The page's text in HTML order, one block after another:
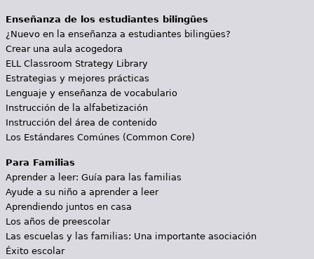
Enseñanza de los estudiantes bilingües
¿Nuevo en la enseñanza a estudiantes bilingües?
Crear una aula acogedora
ELL Classroom Strategy Library
Estrategias y mejores prácticas
Lenguaje y enseñanza de vocabulario
Instrucción de la alfabetización
Instrucción del área de contenido
Los Estándares Comúnes (Common Core)
Para Familias
Aprender a leer: Guía para las familias
Ayude a su niño a aprender a leer
Aprendiendo juntos en casa
Los años de preescolar
Las escuelas y las familias: Una importante asociación
Éxito escolar